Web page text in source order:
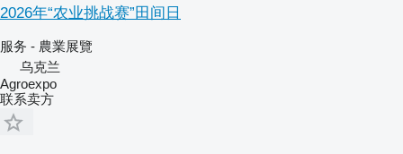
2026年“农业挑战赛”田间日
服务 - 農業展覽
乌克兰
Agroexpo
联系卖方